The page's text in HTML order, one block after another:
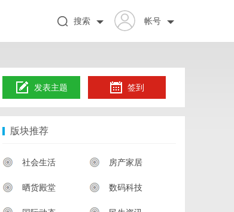
帐号
搜索
发表主题 签到
版块推荐
社会生活 房产家居
晒货殿堂 数码科技